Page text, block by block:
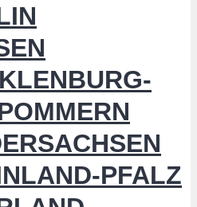
PFALZ